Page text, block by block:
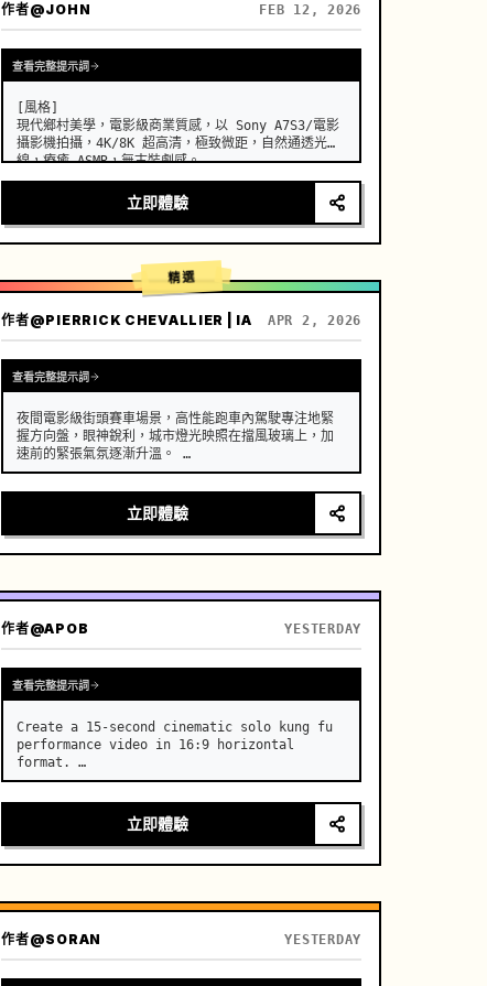
作者@JOHN FEB 12, 2026
查看完整提示詞
[風格]
現代鄉村美學，電影級商業質感，以 Sony A7S3/電影
攝影機拍攝，4K/8K 超高清，極致微距，自然通透光
線，療癒 ASMR，無古裝劇感。
維護良好的現代農舍開放式廚房，背景是鬱鬱蔥蔥的菜
園，陽光普照。
現代鄉村創作者，黑色長髮隨意用木簪盤起，身穿深藍
色舒適亞麻服飾，妝容清透，眼神專注而平和。
[鏡頭細節]
Freshness)
畫面：高清特寫。晨光以側逆光打在植物上。
動作：創作者的赤裸雙手（修長、潔淨的手指）從藤蔓…
立即體驗
精選
作者@PIERRICK CHEVALLIER | IA APR 2, 2026
查看完整提示詞
夜間電影級街頭賽車場景，高性能跑車內駕駛專注地緊
握方向盤，眼神銳利，城市燈光映照在擋風玻璃上，加
速前的緊張氣氛逐漸升溫。 …
立即體驗
作者@APOB YESTERDAY
查看完整提示詞
Create a 15-second cinematic solo kung fu
performance video in 16:9 horizontal
format. …
立即體驗
作者@SORAN YESTERDAY